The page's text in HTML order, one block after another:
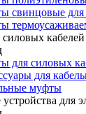
свинцовые
кабелей
для силовых
для
муфты
для